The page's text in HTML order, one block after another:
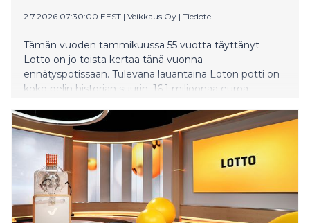
2.7.2026 07:30:00 EEST | Veikkaus Oy | Tiedote
Tämän vuoden tammikuussa 55 vuotta täyttänyt
Lotto on jo toista kertaa tänä vuonna
ennätyspotissaan. Tulevana lauantaina Loton potti on
koko pelin historian suurin, 16,1 miljoonaa euroa.
Pohjois-Savon innokkaimmat lottoajat.